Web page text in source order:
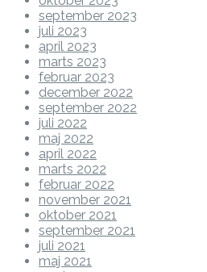
september 2023
juli 2023
april 2023
marts 2023
februar 2023
december 2022
september 2022
juli 2022
maj 2022
april 2022
marts 2022
februar 2022
november 2021
oktober 2021
september 2021
juli 2021
maj 2021